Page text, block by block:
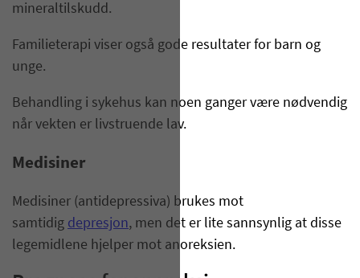
mineraltilskudd.
Familieterapi viser også gode resultater for barn og
unge.
Behandling i sykehus kan noen ganger være nødvendig
når vekten er livstruende lav.
Medisiner
Medisiner (antidepressiva) brukes mot
samtidig depresjon, men det er lite sannsynlig at disse
legemidlene hjelper mot anoreksien.